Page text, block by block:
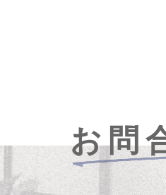
お問